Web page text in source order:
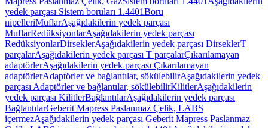
yedek parçası Sistem boruları 1.4401Boru
nipelleriMuflarAşağıdakilerin yedek parçası
MuflarRedüksiyonlarAşağıdakilerin yedek parçası
RedüksiyonlarDirseklerAşağıdakilerin yedek parçası DirseklerT
parçalarAşağıdakilerin yedek parçası T parçalarÇıkarılamayan
adaptörlerAşağıdakilerin yedek parçası Çıkarılamayan
adaptörlerAdaptörler ve bağlantılar, sökülebilirAşağıdakilerin yedek
parçası Adaptörler ve bağlantılar, sökülebilirKilitlerAşağıdakilerin
yedek parçası KilitlerBağlantılarAşağıdakilerin yedek parçası
BağlantılarGeberit Mapress Paslanmaz Çelik, LABS
içermezAşağıdakilerin yedek parçası Geberit Mapress Paslanmaz